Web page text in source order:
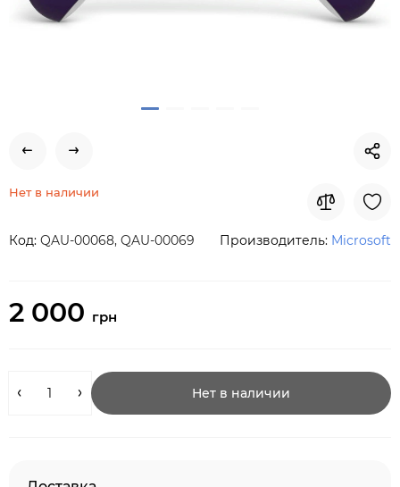
Нет в наличии
Код: QAU-00068, QAU-00069 Производитель: Microsoft
2 000 грн
Нет в наличии